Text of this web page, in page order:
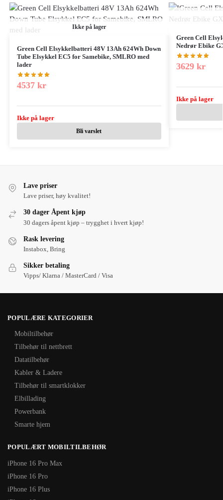
Ikke på lager
Green Cell Elsykkelbatteri 48V 13Ah 624Wh Down
Tube Elsykkel EC5 for Samebike, SMLRO med
lader
4537 kr
Ikke på lager
Bli varslet
Green Cell
Nedrør Ebike
3629 kr
Ikke på lager
Lave priser
Lave priser, høy kvalitet!
30 dager Åpent kjøp
30 dagers åpent kjøp – trygghet i hvert kjøp!
Rask levering
Instabox, Bring
Sikker betaling
Vipps/ Klarna / MasterCard / Visa
POPULÆRE KATEGORIER
Mobiltilbehør
Tilbehør til nettbrett
Datatilbehør
Kabler & Ladere
Tilbehør til smartklokker
Elbillading
Powerbank
Smarte hjem
POPULÆRT MOBILTILBEHØR
iPhone 16 Pro Max
iPhone 16 Pro
iPhone 16 Plus